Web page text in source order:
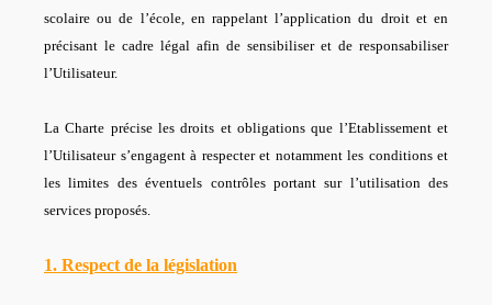
scolaire ou de l’école, en rappelant l’application du droit et en
précisant le cadre légal afin de sensibiliser et de responsabiliser
l’Utilisateur.
La Charte précise les droits et obligations que l’Etablissement et
l’Utilisateur s’engagent à respecter et notamment les conditions et
les limites des éventuels contrôles portant sur l’utilisation des
services proposés.
1. Respect de la législation